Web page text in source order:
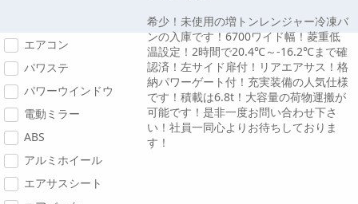
希少！未使用の増トンレンジャー冷凍バ
ンの入庫です！6700ワイド幅！菱重低
温設定！2時間で20.4℃～-16.2℃まで確
認済！左サイド扉付！リアエアサス！格
納パワーゲート付！充実装備の人気仕様
です！積載は6.8t！大容量の荷物運搬が
可能です！是非一度お問い合わせ下さ
い！社員一同心よりお待ちしておりま
す！
エアコン
パワステ
パワーウインドウ
電動ミラー
ABS
アルミホイール
エアサスシート